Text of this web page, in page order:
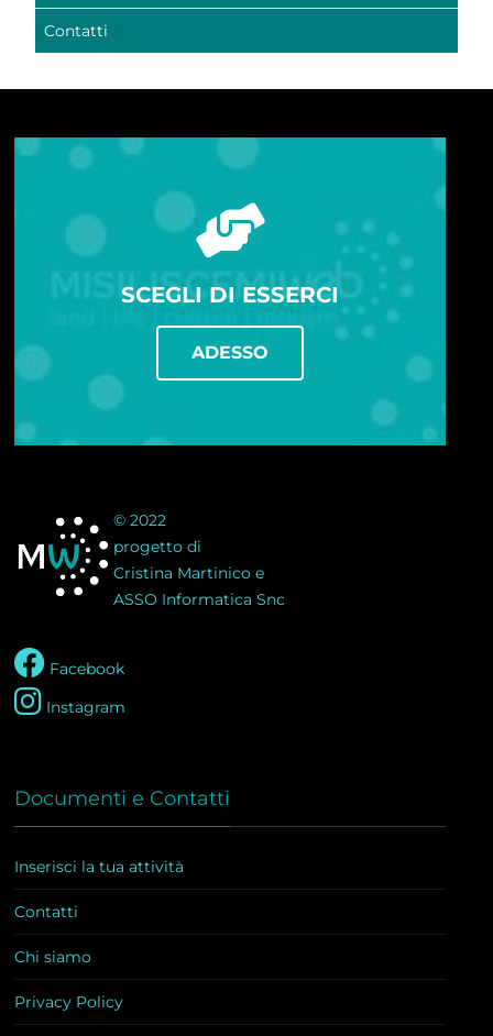
Contatti
SCEGLI DI ESSERCI
ADESSO
© 2022
progetto di
Cristina Martinico e
ASSO Informatica Snc
Facebook
Instagram
Documenti e Contatti
Inserisci la tua attività
Contatti
Chi siamo
Privacy Policy